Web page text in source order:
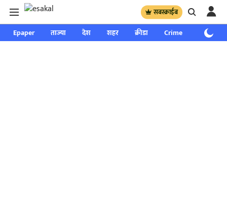
सबस्क्राईब
Epaper ताज्या देश शहर क्रीडा Crime साप्ताहिक